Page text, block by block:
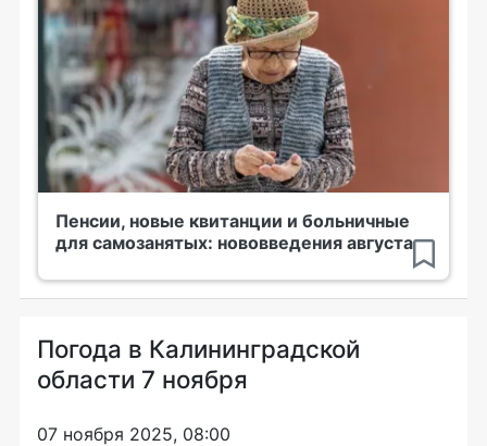
Пенсии, новые квитанции и больничные
для самозанятых: нововведения августа
Погода в Калининградской
области 7 ноября
07 ноября 2025, 08:00